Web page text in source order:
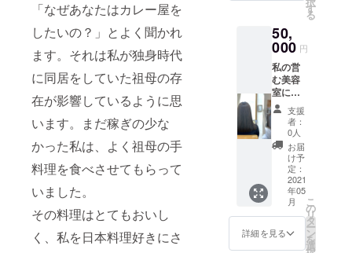
「なぜあなたはカレー屋を
したいの？」とよく聞かれ
ます。それは私が独身時代
に同居をしていた祖母の存
在が影響しているように思
います。まだ稼ぎの少な
かった私は、よく祖母の手
料理を食べさせてもらって
いました。
その料理はとてもおいし
く、私を日本料理好きにさ
ていた
だくこ
ともで
きま
す。 ま
た、ご
家庭の
いつも
のお料
理に月
の虎カ
レーを
合わせ
ていた
だけれ
ば、本
格北イ
ンドカ
（PHP
研究
所）を
出版。
その他
個展等
幅広い
ジャン
ルで活
躍して
いる。
2020年
に奄美
大島へ
移住。
《公式
HP 》
http://w
枚、豆
コー
ヒー豆
200g 各
1個と
月の虎
カレー
（レト
ルト
パッ
ク）
200g 10
個入
り。 ＋
私から
心を込
めた、
お礼状
す
る
50,
000 円
私の営
む美容
室に
て、
カッ
ト・ヘ
アカ
ラー・
クリー
ムバス
などが
でき
る、 半
日店舗
貸切施
支援
者：
0人
お届
け予
定：
2021
年05
月
詳細を見る
こ
の
リ
タ
ー
ン
を
選